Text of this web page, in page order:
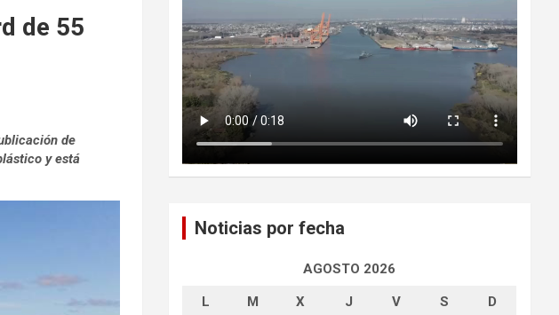
de 55
de
y está
Noticias por fecha
AGOSTO 2026
L M X J V S D